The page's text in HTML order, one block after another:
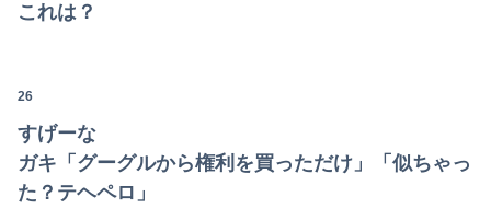
これは？
26
すげーな
ガキ「グーグルから権利を買っただけ」「似ちゃっ
た？テヘペロ」